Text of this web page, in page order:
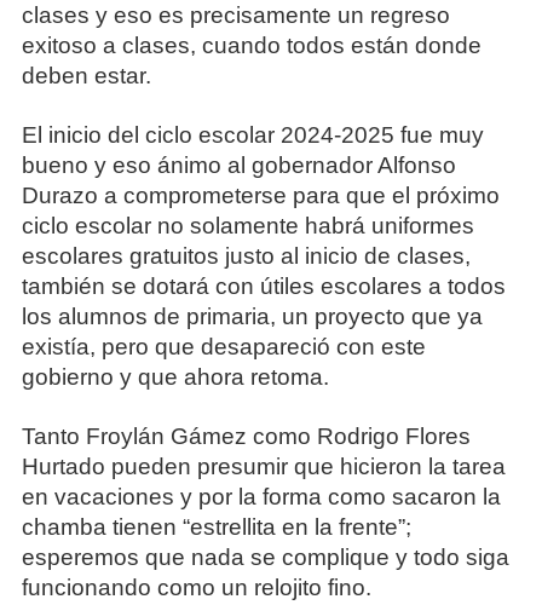
clases y eso es precisamente un regreso
exitoso a clases, cuando todos están donde
deben estar.
El inicio del ciclo escolar 2024-2025 fue muy
bueno y eso ánimo al gobernador Alfonso
Durazo a comprometerse para que el próximo
ciclo escolar no solamente habrá uniformes
escolares gratuitos justo al inicio de clases,
también se dotará con útiles escolares a todos
los alumnos de primaria, un proyecto que ya
existía, pero que desapareció con este
gobierno y que ahora retoma.
Tanto Froylán Gámez como Rodrigo Flores
Hurtado pueden presumir que hicieron la tarea
en vacaciones y por la forma como sacaron la
chamba tienen “estrellita en la frente”;
esperemos que nada se complique y todo siga
funcionando como un relojito fino.